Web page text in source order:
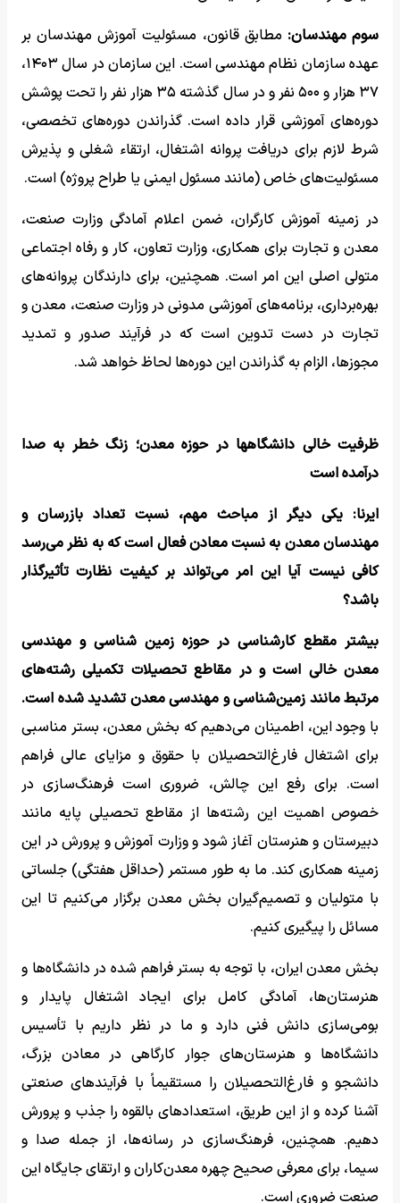
سوم مهندسان: مطابق قانون، مسئولیت آموزش مهندسان بر
عهده سازمان نظام مهندسی است. این سازمان در سال ۱۴۰۳،
۳۷ هزار و ۵۰۰ نفر و در سال گذشته ۳۵ هزار نفر را تحت پوشش
دوره‌های آموزشی قرار داده است. گذراندن دوره‌های تخصصی،
شرط لازم برای دریافت پروانه اشتغال، ارتقاء شغلی و پذیرش
مسئولیت‌های خاص (مانند مسئول ایمنی یا طراح پروژه) است.
در زمینه آموزش کارگران، ضمن اعلام آمادگی وزارت صنعت،
معدن و تجارت برای همکاری، وزارت تعاون، کار و رفاه اجتماعی
متولی اصلی این امر است. همچنین، برای دارندگان پروانه‌های
بهره‌برداری، برنامه‌های آموزشی مدونی در وزارت صنعت، معدن و
تجارت در دست تدوین است که در فرآیند صدور و تمدید
مجوزها، الزام به گذراندن این دوره‌ها لحاظ خواهد شد.
ظرفیت خالی دانشگاهها در حوزه معدن؛ زنگ خطر به صدا
درآمده است
ایرنا: یکی دیگر از مباحث مهم، نسبت تعداد بازرسان و
مهندسان معدن به نسبت معادن فعال است که به نظر می‌رسد
کافی نیست آیا این امر می‌تواند بر کیفیت نظارت تأثیرگذار
باشد؟
بیشتر مقطع کارشناسی در حوزه زمین شناسی و مهندسی
معدن خالی است و در مقاطع تحصیلات تکمیلی رشته‌های
مرتبط مانند زمین‌شناسی و مهندسی معدن تشدید شده است.
با وجود این، اطمینان می‌دهیم که بخش معدن، بستر مناسبی
برای اشتغال فارغ‌التحصیلان با حقوق و مزایای عالی فراهم
است. برای رفع این چالش، ضروری است فرهنگ‌سازی در
خصوص اهمیت این رشته‌ها از مقاطع تحصیلی پایه مانند
دبیرستان و هنرستان آغاز شود و وزارت آموزش و پرورش در این
زمینه همکاری کند. ما به طور مستمر (حداقل هفتگی) جلساتی
با متولیان و تصمیم‌گیران بخش معدن برگزار می‌کنیم تا این
مسائل را پیگیری کنیم.
بخش معدن ایران، با توجه به بستر فراهم شده در دانشگاه‌ها و
هنرستان‌ها، آمادگی کامل برای ایجاد اشتغال پایدار و
بومی‌سازی دانش فنی دارد و ما در نظر داریم با تأسیس
دانشگاه‌ها و هنرستان‌های جوار کارگاهی در معادن بزرگ،
دانشجو و فارغ‌التحصیلان را مستقیماً با فرآیندهای صنعتی
آشنا کرده و از این طریق، استعدادهای بالقوه را جذب و پرورش
دهیم. همچنین، فرهنگ‌سازی در رسانه‌ها، از جمله صدا و
سیما، برای معرفی صحیح چهره معدن‌کاران و ارتقای جایگاه این
صنعت ضروری است.